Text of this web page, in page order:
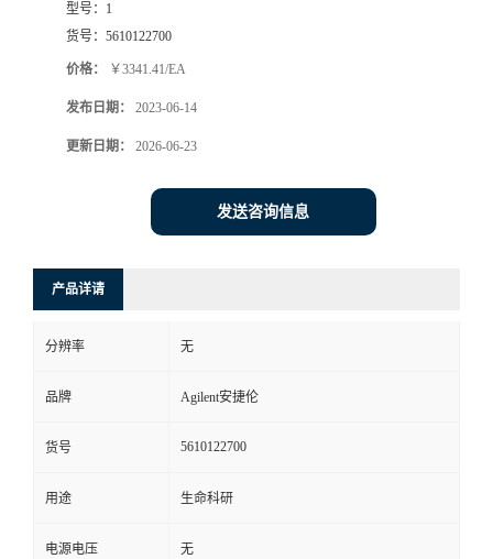
型号： 1
货号： 5610122700
价格： ￥3341.41/EA
发布日期： 2023-06-14
更新日期： 2026-06-23
发送咨询信息
产品详请
分辨率 无
品牌 Agilent安捷伦
货号 5610122700
用途 生命科研
电源电压 无